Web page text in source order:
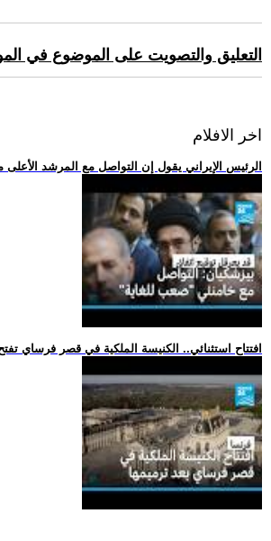
التعليق والتصويت على الموضوع في
اخر الافلام
.. الرئيس الإيراني يقول إن التواصل مع المرشد
.. افتتاح استثنائي.. الكنيسة الملكية في قصر فرساي تفتح